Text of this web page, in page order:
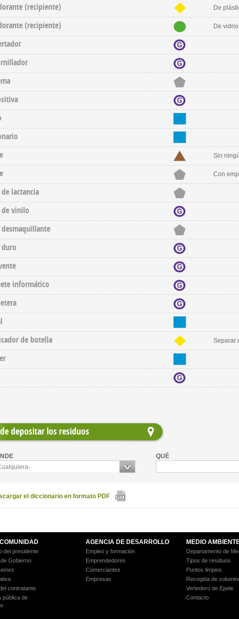
(recipiente)
De
(recipiente) De vidrio
Sin
Con
lactancia
de vinilo
desmaquillante
duro
informático
de botella
Separar
depositar los residuos
QUÉ
el diccionario en formato PDF
del presidente
Gobierno
contratante
pública de
AGENCIA DE DESARROLLO
Empleo y formación
Emprendedores
Comerciantes
Empresas
MEDIO
Departamento de
Tipos de residuos
Puntos limpios
Recogida de
Vertedero de Epele
Contacto